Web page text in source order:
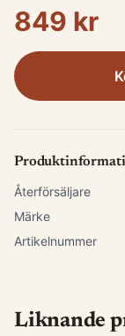
849 kr
Återförsäljare
Märke
Artikelnummer
Liknande